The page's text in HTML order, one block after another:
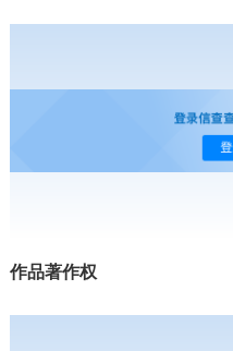
作品著作权